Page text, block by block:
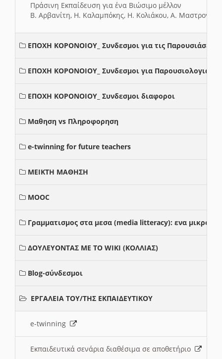
Πράσινη Εκπαίδευση για ένα Βιώσιμο μέλλον
Β. Αρβανίτη, Η. Καλαμπόκης, Η. Κολιάκου, Α.
ΕΠΟΧΗ ΚΟΡΟΝΟΙΟΥ_ Συνδεσμοι για τις Παρουσιάσεις
ΕΠΟΧΗ ΚΟΡΟΝΟΙΟΥ_ Συνδεσμοι για Παρουσιολογια
ΕΠΟΧΗ ΚΟΡΟΝΟΙΟΥ_ Συνδεσμοι διαφοροι
Μαθηση vs Πληροφορηση
e-twinning for future teachers
ΜΕΙΚΤΗ ΜΑΘΗΣΗ
MOOC
Γραμματισμος στα μεσα (media litteracy): ενα μικρο
ΔΟΥΛΕΥΟΝΤΑΣ ΜΕ ΤΟ WIKI (ΚΟΛΛΙΑΣ)
Blog-σύνδεσμοι
ΕΡΓΑΛΕΙΑ ΤΟΥ/ΤΗΣ ΕΚΠΑΙΔΕΥΤΙΚΟΥ
e-twinning
Εκπαιδευτικά σενάρια διαθέσιμα σε αποθετήριο